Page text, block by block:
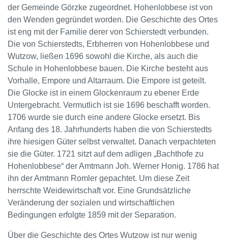
der Gemeinde Görzke zugeordnet. Hohenlobbese ist von
den Wenden gegründet worden. Die Geschichte des Ortes
ist eng mit der Familie derer von Schierstedt verbunden.
Die von Schierstedts, Erbherren von Hohenlobbese und
Wutzow, ließen 1696 sowohl die Kirche, als auch die
Schule in Hohenlobbese bauen. Die Kirche besteht aus
Vorhalle, Empore und Altarraum. Die Empore ist geteilt.
Die Glocke ist in einem Glockenraum zu ebener Erde
Untergebracht. Vermutlich ist sie 1696 beschafft worden.
1706 wurde sie durch eine andere Glocke ersetzt. Bis
Anfang des 18. Jahrhunderts haben die von Schierstedts
ihre hiesigen Güter selbst verwaltet. Danach verpachteten
sie die Güter. 1721 sitzt auf dem adligen „Bachthofe zu
Hohenlobbese“ der Amtmann Joh. Werner Honig. 1786 hat
ihn der Amtmann Romler gepachtet. Um diese Zeit
herrschte Weidewirtschaft vor. Eine Grundsätzliche
Veränderung der sozialen und wirtschaftlichen
Bedingungen erfolgte 1859 mit der Separation.
Über die Geschichte des Ortes Wutzow ist nur wenig